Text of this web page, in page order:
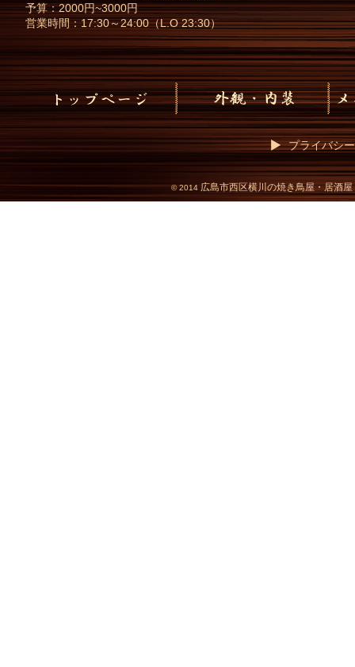
予算：2000円~3000円
営業時間：17:30～24:00（L.O 23:30）
プライバシ
©2014 広島市西区横川の焼き鳥屋・居酒